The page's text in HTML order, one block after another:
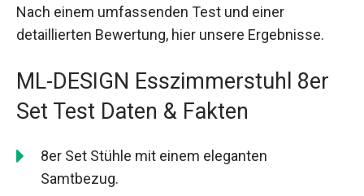
Nach einem umfassenden Test und einer
detaillierten Bewertung, hier unsere Ergebnisse.
ML-DESIGN Esszimmerstuhl 8er
Set Test Daten & Fakten
8er Set Stühle mit einem eleganten
Samtbezug.